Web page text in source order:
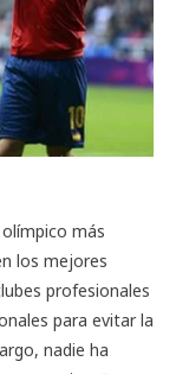
más
los mejores
profesionales
para evitar la
nadie ha